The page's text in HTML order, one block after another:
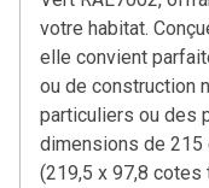
votre habitat.
elle convient
ou de construction
particuliers ou des
dimensions de 215
(219,5 x 97,8 cotes